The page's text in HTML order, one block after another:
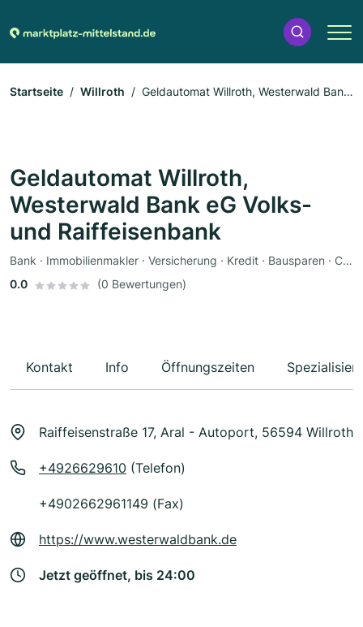
Startseite Willroth
Geldautomat Willroth, Westerwald Bank
Geldautomat Willroth,
Westerwald Bank eG Volks-
und Raiffeisenbank
Bank · Immobilienmakler · Versicherung · Kredit · Bausparen · Coach
0.0
(0 Bewertungen)
Kontakt Info Öffnungszeiten
Raiffeisenstraße 17, Aral - Autoport, 56594 Willroth
+4926629610 (Telefon)
+4902662961149 (Fax)
https://www.westerwaldbank.de
Jetzt geöffnet, bis 24:00